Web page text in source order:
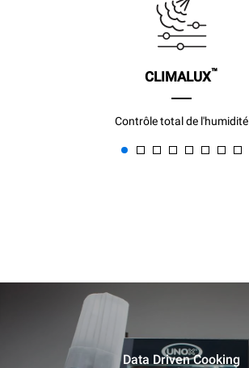
CLIMALUX™
Contrôle total de l'humidité
Data Driven Cooking